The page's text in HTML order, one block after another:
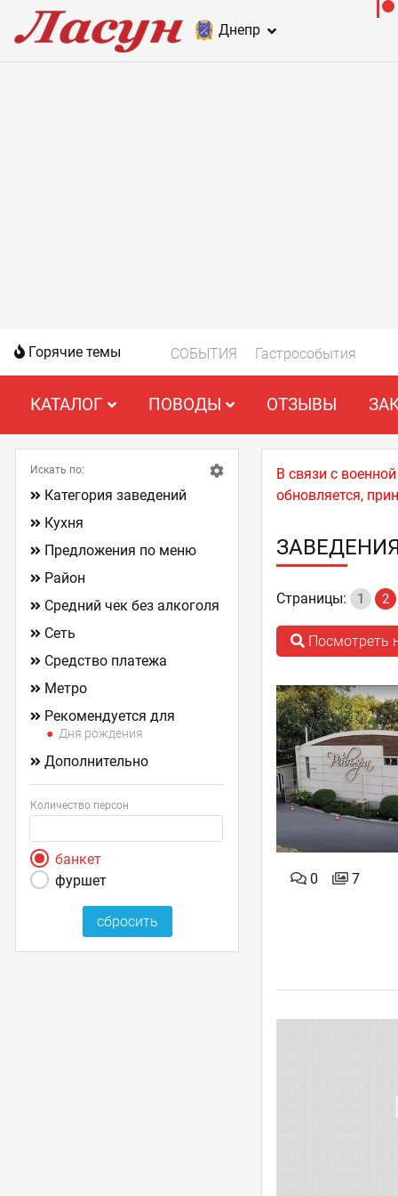
Днепр
Горячие темы СОБЫТИЯ Гастрособытия
КАТАЛОГ ПОВОДЫ ОТЗЫВЫ
В связи с
обновляется,
Страницы: 1 2
Посмотреть
0 7
Искать по:
Категория заведений
Кухня
Предложения по меню
Район
Средний чек без алкоголя
Сеть
Средство платежа
Метро
Рекомендуется для
Дня рождения
Дополнительно
Количество персон
банкет
фуршет